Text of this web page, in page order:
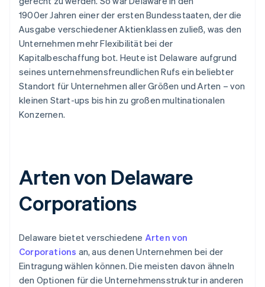
1900er Jahren einer der ersten Bundesstaaten, der die
Ausgabe verschiedener Aktienklassen zuließ, was den
Unternehmen mehr Flexibilität bei der
Kapitalbeschaffung bot. Heute ist Delaware aufgrund
seines unternehmensfreundlichen Rufs ein beliebter
Standort für Unternehmen aller Größen und Arten – von
kleinen Start-ups bis hin zu großen multinationalen
Konzernen.
Arten von Delaware
Corporations
Delaware bietet verschiedene Arten von
Corporations an, aus denen Unternehmen bei der
Eintragung wählen können. Die meisten davon ähneln
den Optionen für die Unternehmensstruktur in anderen